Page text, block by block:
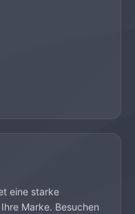
eine starke
Marke. Besuchen